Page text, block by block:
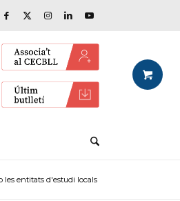
les entitats d'estudi locals